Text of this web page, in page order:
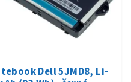
Dell 5JMD8, Li-